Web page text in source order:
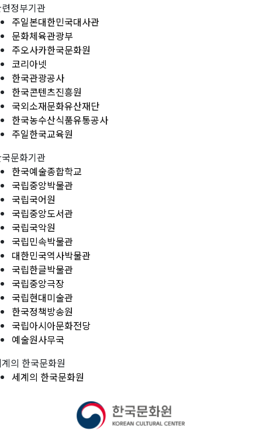
정부기관
주일본대한민국대사관
문화체육관광부
주오사카한국문화원
코리아넷
한국관광공사
한국콘텐츠진흥원
국외소재문화유산재단
한국농수산식품유통공사
주일한국교육원
문화기관
한국예술종합학교
국립중앙박물관
국립국어원
국립중앙도서관
국립국악원
국립민속박물관
대한민국역사박물관
국립한글박물관
국립중앙극장
국립현대미술관
한국정책방송원
국립아시아문화전당
예술원사무국
의 한국문화원
세계의 한국문화원